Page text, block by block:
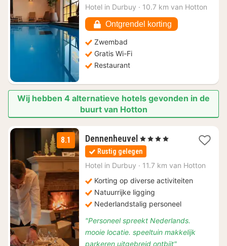
€
102,69
Hotel in Durbuy · 10.7 km van Hotton
Ontgrendel korting
Zwembad
Gratis Wi-Fi
Restaurant
Wij hebben 4 alternatieve hotels gevonden in de
buurt van Hotton
8.1 Dennenheuvel 2
nachten
vanaf
€
, 4 Sterren
Rustig gelegen
Hotel in Durbuy · 11.7 km van Hotton
Korting op diverse activiteiten
Natuurrijke ligging
Nederlandstalig personeel
"Personeel spreekt Nederlands.
mooie locatie. speeltuin makkelijk
parkeren uitgebreid ontbijt"